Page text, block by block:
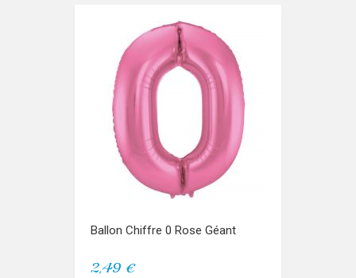
Ballon Chiffre 0 Rose Géant
2,49 €